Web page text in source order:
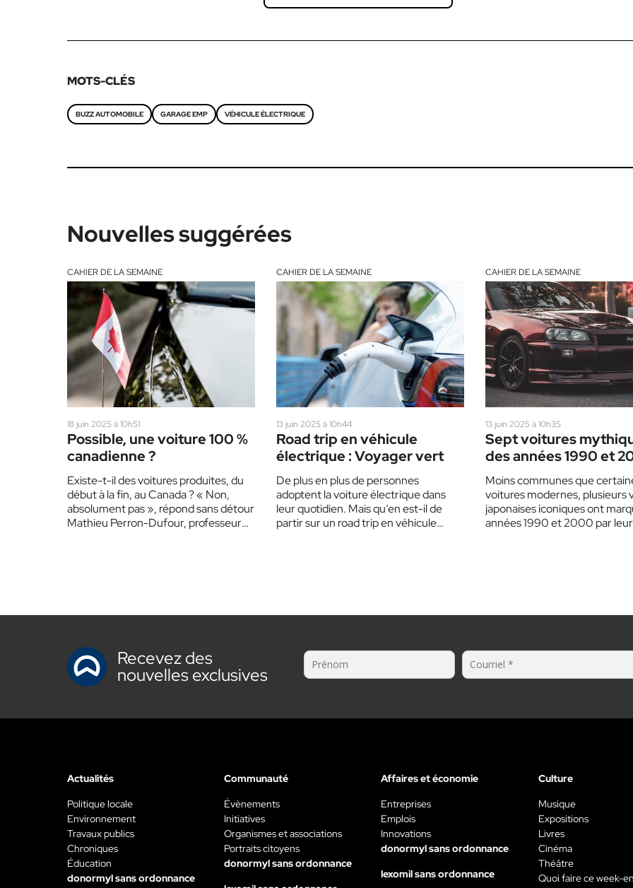
MOTS-CLÉS
BUZZ AUTOMOBILE GARAGE EMP VÉHICULE ÉLECTRIQUE
Nouvelles suggérées
CAHIER DE LA SEMAINE
18 juin 2025 à 10h51
Possible, une voiture 100 %
canadienne ?
Existe-t-il des voitures produites, du
début à la fin, au Canada ? « Non,
absolument pas », répond sans détour
Mathieu Perron-Dufour, professeur
CAHIER DE LA SEMAINE
13 juin 2025 à 10h44
Road trip en véhicule
électrique : Voyager vert
De plus en plus de personnes
adoptent la voiture électrique dans
leur quotidien. Mais qu’en est-il de
partir sur un road trip en véhicule
CAHIER DE LA SEMAINE
13 juin 2025 à 10h35
Sept voitures
des années 1990 et
Moins communes que
voitures modernes, plusieurs
japonaises iconiques ont
années 1990 et 2000 par leur
Recevez des
nouvelles exclusives
Actualités
Politique locale
Environnement
Travaux publics
Chroniques
Éducation
donormyl sans ordonnance
Communauté
Évènements
Initiatives
Organismes et associations
Portraits citoyens
donormyl sans ordonnance
Affaires et économie
Entreprises
Emplois
Innovations
donormyl sans ordonnance
lexomil sans ordonnance
Culture
Musique
Expositions
Livres
Cinéma
Théâtre
Quoi faire ce week-